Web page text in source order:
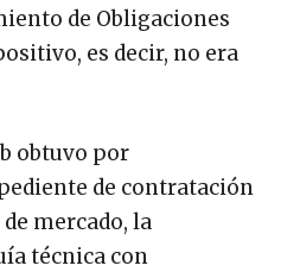
de Obligaciones
es decir, no era
obtuvo por
de contratación
mercado, la
técnica con